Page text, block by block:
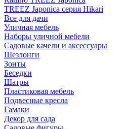
TREEZ Japonica серия Hikari
Все для дачи
Уличная мебель
Наборы уличной мебели
Садовые качели и аксессуары
Шезлонги
Зонты
Беседки
Шатры
Пластиковая мебель
Подвесные кресла
Гамаки
Декор для сада